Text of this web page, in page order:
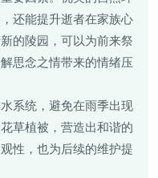
还能提升逝者在家族心
的陵园，可以为前来祭
思念之情带来的情绪压
系统，避免在雨季出现
草植被，营造出和谐的
性，也为后续的维护提